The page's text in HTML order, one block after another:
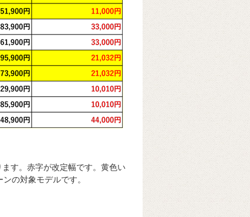
す。赤字が改定幅です。黄色い
の対象モデルです。